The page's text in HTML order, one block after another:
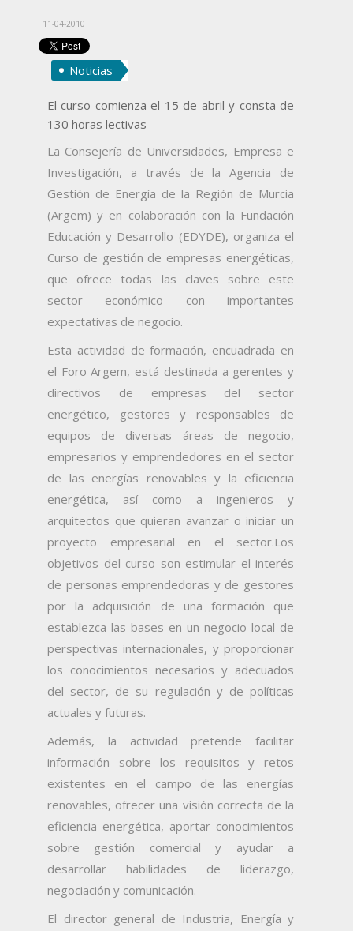
11-04-2010
Noticias
El curso comienza el 15 de abril y consta de
130 horas lectivas
La Consejería de Universidades, Empresa e
Investigación, a través de la Agencia de
Gestión de Energía de la Región de Murcia
(Argem) y en colaboración con la Fundación
Educación y Desarrollo (EDYDE), organiza el
Curso de gestión de empresas energéticas,
que ofrece todas las claves sobre este
sector económico con importantes
expectativas de negocio.
Esta actividad de formación, encuadrada en
el Foro Argem, está destinada a gerentes y
directivos de empresas del sector
energético, gestores y responsables de
equipos de diversas áreas de negocio,
empresarios y emprendedores en el sector
de las energías renovables y la eficiencia
energética, así como a ingenieros y
arquitectos que quieran avanzar o iniciar un
proyecto empresarial en el sector.Los
objetivos del curso son estimular el interés
de personas emprendedoras y de gestores
por la adquisición de una formación que
establezca las bases en un negocio local de
perspectivas internacionales, y proporcionar
los conocimientos necesarios y adecuados
del sector, de su regulación y de políticas
actuales y futuras.
Además, la actividad pretende facilitar
información sobre los requisitos y retos
existentes en el campo de las energías
renovables, ofrecer una visión correcta de la
eficiencia energética, aportar conocimientos
sobre gestión comercial y ayudar a
desarrollar habilidades de liderazgo,
negociación y comunicación.
El director general de Industria, Energía y